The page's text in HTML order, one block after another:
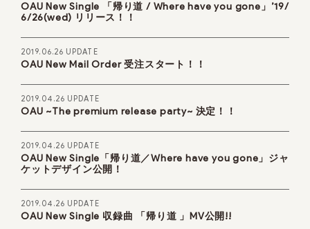
OAU New Single 「帰り道 / Where have you gone」’19/
6/26(wed) リリース！！
2019.06.26 UPDATE
OAU New Mail Order 受注スタート！！
2019.04.26 UPDATE
OAU ~The premium release party~ 決定！！
2019.04.26 UPDATE
OAU New Single「帰り道／Where have you gone」ジャ
ケットデザイン公開！
2019.04.26 UPDATE
OAU New Single 収録曲 「帰り道 」MV公開!!